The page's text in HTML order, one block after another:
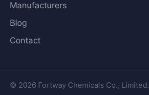
Manufacturers
Blog
Contact
© 2026 Fortway Chemicals Co., Limited.